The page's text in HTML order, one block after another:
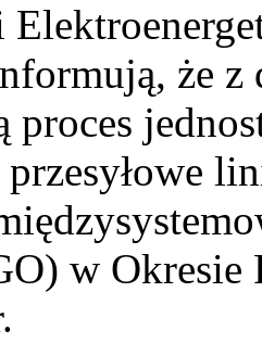
że z
proces
w Okresie